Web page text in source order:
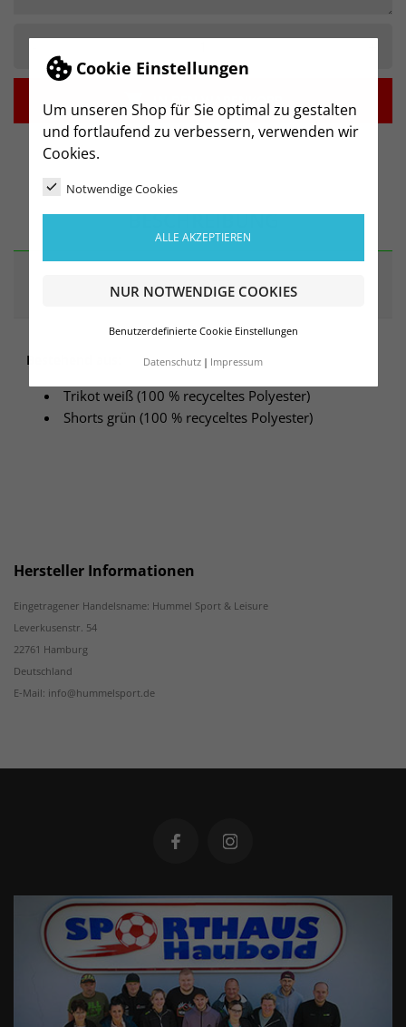
Cookie Einstellungen
Um unseren Shop für Sie optimal zu gestalten
und fortlaufend zu verbessern, verwenden wir
Cookies.
Notwendige Cookies
ALLE AKZEPTIEREN
NUR NOTWENDIGE COOKIES
Benutzerdefinierte Cookie Einstellungen
Datenschutz Impressum
 IN DEN WARENKORB
BESCHREIBUNG
ARTIKELDETAILS
Bestehend aus:
Trikot weiß (100 % recyceltes Polyester)
Shorts grün (100 % recyceltes Polyester)
Hersteller Informationen
Eingetragener Handelsname: Hummel Sport & Leisure
Leverkusenstr. 54
22761 Hamburg
Deutschland
E-Mail: info@hummelsport.de